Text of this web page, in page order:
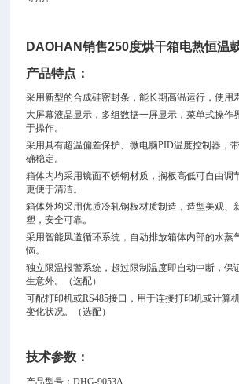
DAOHAN销售250度烘干箱电热恒温
产品特点：
采用新型的合成硅密封条，能长期高温运行，使用
大屏幕液晶显示，多组数据一屏显示，菜单式操作
于操作。
采用具有超温偏差保护、微电脑PID温度控制器，
确稳定。
箱体内均采用镜面不锈钢材质，搁板高低可自由调
更便于清洁。
箱体外均采用优质冷轧钢板材质制造，造型美观、
塑，安全可靠。
采用智能风道循环系统，自动排放箱体内部的水蒸
恼。
独立限温报警系统，超过限制温度即自动中断，保
生意外。（选配）
可配打印机或RS485接口，用于连接打印机或计算
变化状况。（选配）
技术参数：
产品型号：DHG-9053A